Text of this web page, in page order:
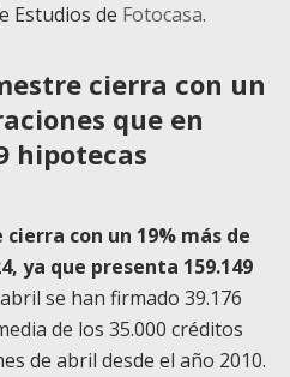
Estudios de Fotocasa.
cierra con un
que en
hipotecas
con un 19% más de
ya que presenta 159.149
se han firmado 39.176
de los 35.000 créditos
de abril desde el año 2010.